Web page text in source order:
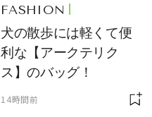
FASHION
犬の散歩には軽くて便
利な【アークテリク
ス】のバッグ！
14時間前